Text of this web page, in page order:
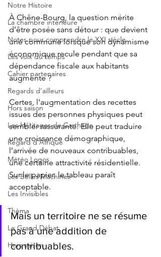
Notre Histoire
La chambre intérieure
Notes pour comprendre le XXI siècle
Les voix du temps
Cahier partenaires
Regards d'ailleurs
Hors saison
Les Héritages de Carthage
Regard d'Afrique
Météo Logos
Les Belles Machines
Les Invisibles
Thèma
Le Grand Débat
Hors saison
À Chêne-Bourg, la question mérite
d’être posée sans détour : que devient
une commune lorsque son dynamisme
économique recule pendant que sa
dépendance fiscale aux habitants
augmente ?
Certes, l’augmentation des recettes
issues des personnes physiques peut
sembler rassurante. Elle peut traduire
une croissance démographique,
l’arrivée de nouveaux contribuables,
une certaine attractivité résidentielle.
Sur le papier, le tableau paraît
acceptable.
Mais un territoire ne se résume
pas à une addition de
contribuables.